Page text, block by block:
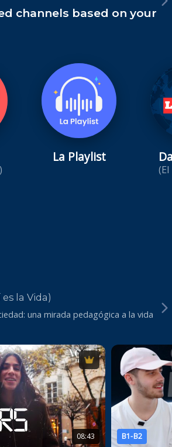
channels based on your
La Playlist
es la Vida)
una mirada pedagógica a la vida
08:43 B1-B2